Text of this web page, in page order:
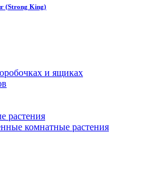
(Strong King)
и ящиках
растения
комнатные растения